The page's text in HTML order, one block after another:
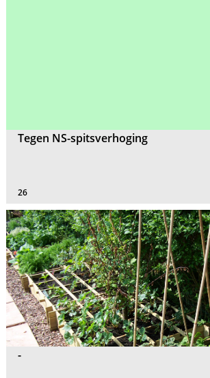
Tegen NS-spitsverhoging
26
-